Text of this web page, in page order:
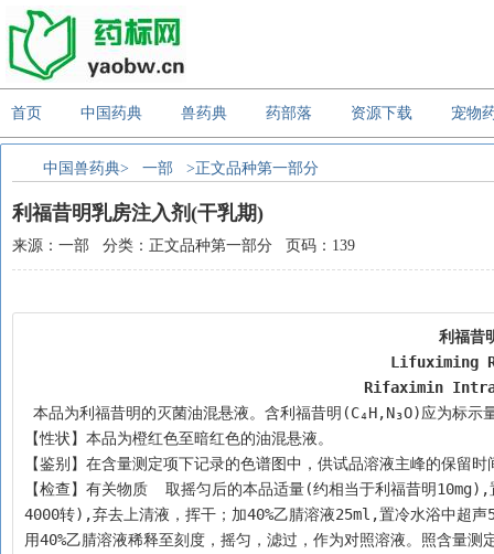
首页 中国药典 兽药典 药部落 资源下载 宠物
中国兽药典> 一部 >正文品种第一部分
利福昔明乳房注入剂(干乳期)
来源：一部 分类：正文品种第一部分 页码：139
利福昔
Lifuximing
Rifaximin
本品为利福昔明的灭菌油混悬液。含利福昔明(C₄H,N₃O)应为标示
【性状】本品为橙红色至暗红色的油混悬液。
【鉴别】在含量测定项下记录的色谱图中，供试品溶液主峰的保留
【检查】有关物质  取摇匀后的本品适量(约相当于利福昔明
4000转),弃去上清液，挥干；加40%乙腈溶液25ml,置冷水浴中超
用40%乙腈溶液稀释至刻度，摇匀，滤过，作为对照溶液。照含量